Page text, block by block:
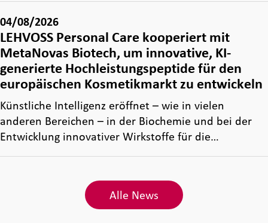
04/08/2026
LEHVOSS Personal Care kooperiert mit
MetaNovas Biotech, um innovative, KI-
generierte Hochleistungspeptide für den
europäischen Kosmetikmarkt zu entwickeln
Künstliche Intelligenz eröffnet – wie in vielen
anderen Bereichen – in der Biochemie und bei der
Entwicklung innovativer Wirkstoffe für die…
Alle News